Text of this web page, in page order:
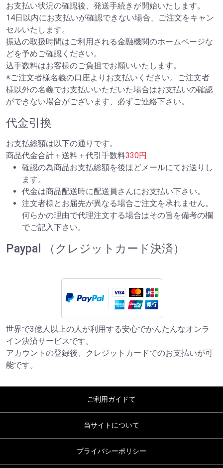
お支払い状況の確認後、発送手続きが開始いたします。
14日以内にお支払いが確認できない場合、ご注文をキャン
セルいたします。
振込の取扱時間はご利用される金融機関のホームページな
どを予めご確認ください。
込手数料はお客様のご負担でお願いいたします。
※ご注文者様名義の口座よりお支払いください。ご注文者
様以外の名義でお支払いいただいた場合はお支払いの確認
ができない場合がございます、必ずご連絡下さい。
代金引換
お支払総額は以下の通りです。
商品代金合計＋送料＋代引手数料330円
確認の為商品お支払総額を後ほどメールにてお送りし
ます。
代金は商品配送時に配送員さんにお支払い下さい。
注文者様とお届先が異なる場合ご注文を承れません。
何らかの理由で代理注文する場合はその旨を備考の欄
でご記入下さい。
Paypal （クレジットカード決済）
世界で3億人以上の人が利用する安心でかんたんなオンラ
イン決済サービスです。
アカウントの登録後、クレジットカードでのお支払いが可
能です。
ご利用ガイドて
当サイトについて
プライバシーポリシー